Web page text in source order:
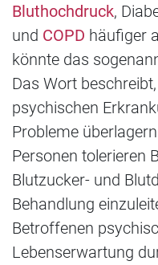
Bluthochdruck,
und COPD häufiger
könnte das
Das Wort
psychischen
Probleme
Personen tolerieren
Blutzucker- und
Behandlung
Betroffenen
Lebenserwartung